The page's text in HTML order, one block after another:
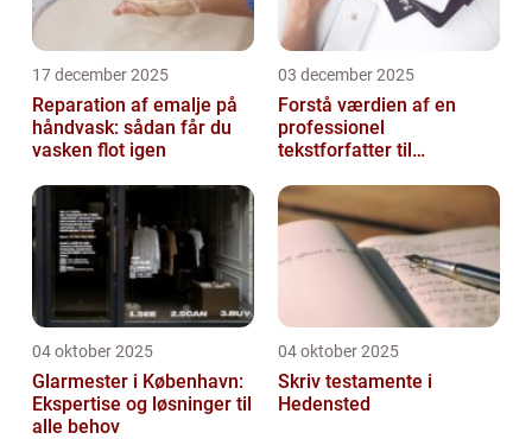
17 december 2025
Reparation af emalje på
håndvask: sådan får du
vasken flot igen
03 december 2025
Forstå værdien af en
professionel
tekstforfatter til
04 oktober 2025
Glarmester i København:
Ekspertise og løsninger til
alle behov
04 oktober 2025
Skriv testamente i
Hedensted